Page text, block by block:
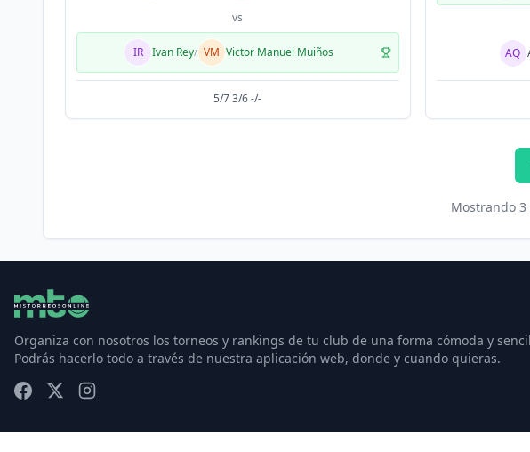
vs
IR Ivan Rey/ VM Victor Manuel Muiños
5/7 3/6 -/-
AQ
Mostrando 3
Organiza con nosotros los torneos y rankings de tu club de una forma cómoda y
Podrás hacerlo todo a través de nuestra aplicación web, donde y cuando quieras.